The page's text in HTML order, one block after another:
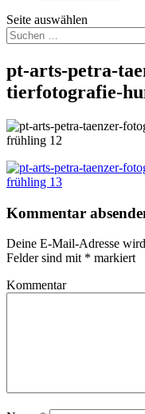
Seite auswählen
pt-arts-petra-
tierfotografie-
Kommentar
Deine E-Mail-Adresse
Felder sind mit * markiert
Kommentar